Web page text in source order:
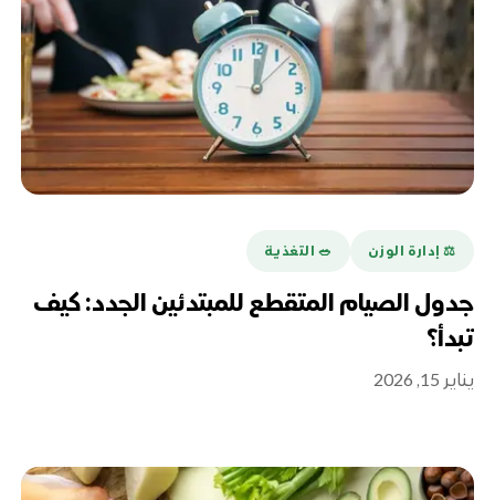
⚖️ إدارة الوزن 🥗 التغذية
جدول الصيام المتقطع للمبتدئين الجدد: كيف
تبدأ؟
يناير 15, 2026